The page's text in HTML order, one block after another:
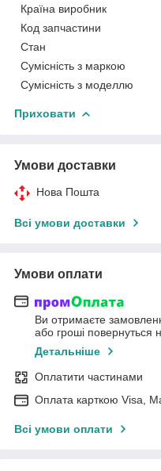
Країна виробник
Код запчастини
Стан
Сумісність з маркою
Сумісність з моделлю
Приховати
Умови доставки
Нова Пошта
Всі умови доставки
Умови оплати
Ви отримаєте
або гроші повернуться
Детальніше
Оплатити частинами
Оплата карткою Visa,
Всі умови оплати